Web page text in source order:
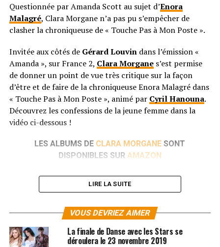
Questionnée par Amanda Scott au sujet d’Enora
Malagré, Clara Morgane n’a pas pu s’empêcher de
clasher la chroniqueuse de « Touche Pas à Mon Poste ».
Invitée aux côtés de Gérard Louvindans l’émission «
Amanda », sur France 2, Clara Morganes’est permise
de donner un point de vue très critique sur la façon
d’être et de faire de la chroniqueuse Enora Malagré dans
« Touche Pas à Mon Poste », animé par Cyril Hanouna.
Découvrez les confessions de la jeune femme dans la
vidéo ci-dessous !
LES ALBUMS DE CLARA MORGANE SONT
DISPONIBLES SUR AMAZON
LIRE LA SUITE
VOUS DEVRIEZ AIMER
La finale de Danse avec les Stars se
déroulera le 23 novembre 2019